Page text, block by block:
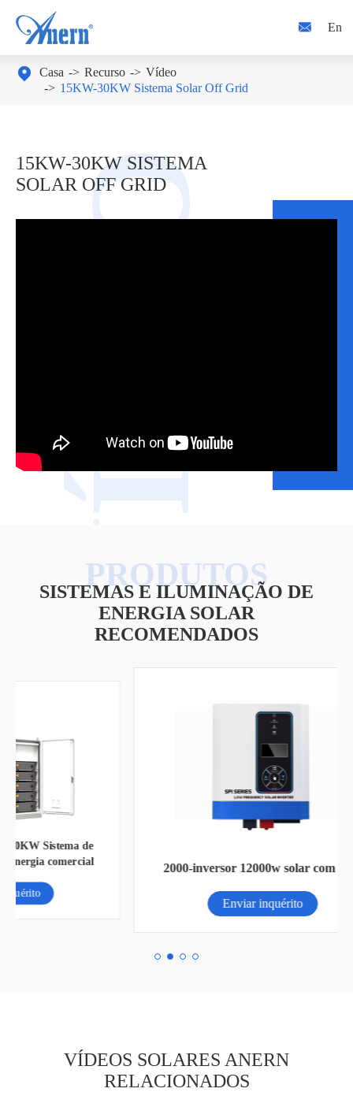
 En
 Casa Recurso
Vídeo
15KW-30KW Sistema Solar Off Grid
15KW-30KW SISTEMA
SOLAR OFF GRID
VÍDEO
SISTEMAS E ILUMINAÇÃO DE
ENERGIA SOLAR
RECOMENDADOS
2000-inversor 12000w solar com UPS
Enviar inquérito
VÍDEOS SOLARES ANERN
RELACIONADOS